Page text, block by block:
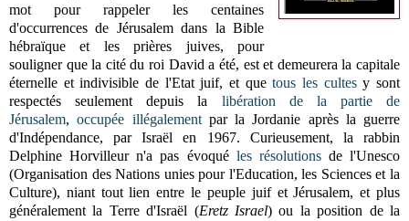
mot pour rappeler les centaines
d'occurrences de Jérusalem dans la Bible
hébraïque et les prières juives, pour
souligner que la cité du roi David a été, est et demeurera la capitale
éternelle et indivisible de l'Etat juif, et quetous les cultesy sont
respectés seulement depuis la libération de la partie de
Jérusalem,occupée illégalementpar la Jordanie après la guerre
d'Indépendance, par Israël en 1967. Curieusement, la rabbin
Delphine Horvilleur n'a pas évoqué les résolutionsde l'Unesco
(Organisation des Nations unies pour l'Education, les Sciences et la
Culture), niant tout lien entre le peuple juif et Jérusalem, et plus
généralement la Terre d'Israël (Eretz Israel) ou la position de la